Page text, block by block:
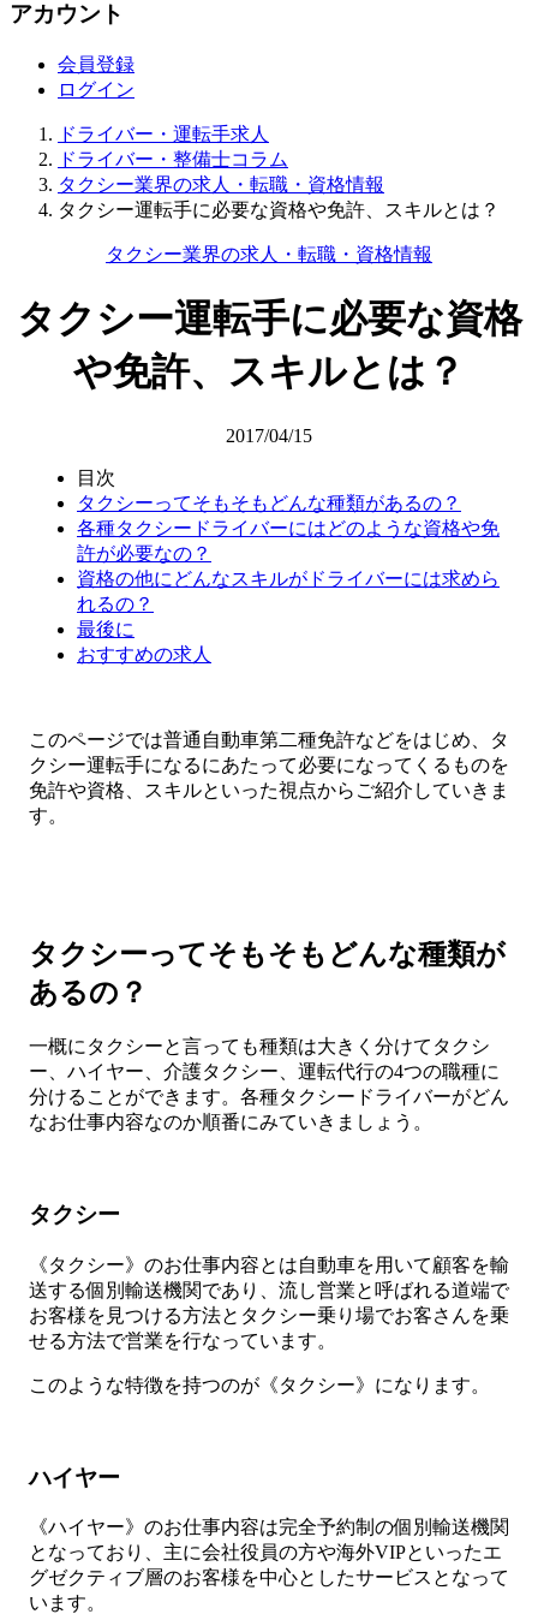
アカウント
会員登録
ログイン
ドライバー・運転手求人
ドライバー・整備士コラム
タクシー業界の求人・転職・資格情報
タクシー運転手に必要な資格や免許、スキルとは？
タクシー業界の求人・転職・資格情報
タクシー運転手に必要な資格
や免許、スキルとは？
2017/04/15
目次
タクシーってそもそもどんな種類があるの？
各種タクシードライバーにはどのような資格や免
許が必要なの？
資格の他にどんなスキルがドライバーには求めら
れるの？
最後に
おすすめの求人
このページでは普通自動車第二種免許などをはじめ、タ
クシー運転手になるにあたって必要になってくるものを
免許や資格、スキルといった視点からご紹介していきま
す。
タクシーってそもそもどんな種類が
あるの？
一概にタクシーと言っても種類は大きく分けてタクシ
ー、ハイヤー、介護タクシー、運転代行の4つの職種に
分けることができます。各種タクシードライバーがどん
なお仕事内容なのか順番にみていきましょう。
タクシー
《タクシー》のお仕事内容とは自動車を用いて顧客を輸
送する個別輸送機関であり、流し営業と呼ばれる道端で
お客様を見つける方法とタクシー乗り場でお客さんを乗
せる方法で営業を行なっています。
このような特徴を持つのが《タクシー》になります。
ハイヤー
《ハイヤー》のお仕事内容は完全予約制の個別輸送機関
となっており、主に会社役員の方や海外VIPといったエ
グゼクティブ層のお客様を中心としたサービスとなって
います。